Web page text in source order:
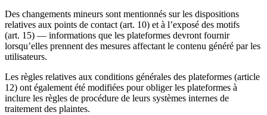
Des changements mineurs sont mentionnés sur les dispositions
relatives aux points de contact (art. 10) et à l’exposé des motifs
(art. 15) — informations que les plateformes devront fournir
lorsqu’elles prennent des mesures affectant le contenu généré par les
utilisateurs.
Les règles relatives aux conditions générales des plateformes (article
12) ont également été modifiées pour obliger les plateformes à
inclure les règles de procédure de leurs systèmes internes de
traitement des plaintes.